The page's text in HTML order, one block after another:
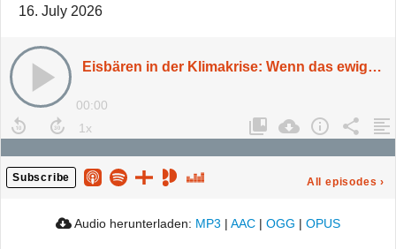
16. July 2026
Eisbären in der Klimakrise: Wenn das ewige Eis verschwindet
00:00
Subscribe All episodes ›
Audio herunterladen: MP3 | AAC | OGG | OPUS